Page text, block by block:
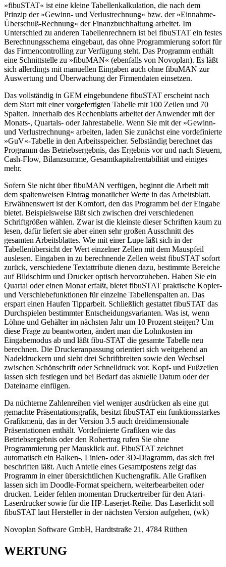
»fibuSTAT« ist eine kleine Tabellenkalkulation, die nach dem
Prinzip der »Gewinn- und Verlustrechnung« bzw. der »Einnahme-
Überschuß-Rechnung« der Finanzbuchhaltung arbeitet. Im
Unterschied zu anderen Tabellenrechnern ist bei fibuSTAT ein festes
Berechnungsschema eingebaut, das ohne Programmierung sofort für
das Firmencontrolling zur Verfügung steht. Das Programm enthält
eine Schnittstelle zu »fibuMAN« (ebenfalls von Novoplan). Es läßt
sich allerdings mit manuellen Eingaben auch ohne fibuMAN zur
Auswertung und Überwachung der Firmendaten einsetzen.
Das vollständig in GEM eingebundene fibuSTAT erscheint nach
dem Start mit einer vorgefertigten Tabelle mit 100 Zeilen und 70
Spalten. Innerhalb des Rechenblatts arbeitet der Anwender mit der
Monats-, Quartals- oder Jahrestabelle. Wenn Sie mit der »Gewinn-
und Verlustrechnung« arbeiten, laden Sie zunächst eine vordefinierte
»GuV«-Tabelle in den Arbeitsspeicher. Selbständig berechnet das
Programm das Betriebsergebnis, das Ergebnis vor und nach Steuern,
Cash-Flow, Bilanzsumme, Gesamtkapitalrentabilität und einiges
mehr.
Sofern Sie nicht über fibuMAN verfügen, beginnt die Arbeit mit
dem spaltenweisen Eintrag monatlicher Werte in das Arbeitsblatt.
Erwähnenswert ist der Komfort, den das Programm bei der Eingabe
bietet. Beispielsweise läßt sich zwischen drei verschiedenen
Schriftgrößen wählen. Zwar ist die kleinste dieser Schriften kaum zu
lesen, dafür liefert sie aber einen sehr großen Ausschnitt des
gesamten Arbeitsblattes. Wie mit einer Lupe läßt sich in der
Tabellenübersicht der Wert einzelner Zellen mit dem Mauspfeil
auslesen. Eingaben in zu berechnende Zellen weist fibuSTAT sofort
zurück, verschiedene Textattribute dienen dazu, bestimmte Bereiche
auf Bildschirm und Drucker optisch hervorzuheben. Haben Sie ein
Quartal oder einen Monat erfaßt, bietet fibuSTAT praktische Kopier-
und Verschiebefunktionen für einzelne Tabellenspalten an. Das
erspart einen Haufen Tipparbeit. Schließlich gestattet fibuSTAT das
Durchspielen bestimmter Entscheidungsvarianten. Was ist, wenn
Löhne und Gehälter im nächsten Jahr um 10 Prozent steigen? Um
diese Frage zu beantworten, ändert man die Lohnkosten im
Eingabemodus ab und läßt fibu-STAT die gesamte Tabelle neu
berechnen. Die Druckeranpassung orientiert sich weitgehend an
Nadeldruckern und sieht drei Schriftbreiten sowie den Wechsel
zwischen Schönschrift oder Schnelldruck vor. Kopf- und Fußzeilen
lassen sich festlegen und bei Bedarf das aktuelle Datum oder der
Dateiname einfügen.
Da nüchterne Zahlenreihen viel weniger ausdrücken als eine gut
gemachte Präsentationsgrafik, besitzt fibuSTAT ein funktionsstarkes
Grafikmenü, das in der Version 3.5 auch dreidimensionale
Präsentationen enthält. Vordefinierte Grafiken wie das
Betriebsergebnis oder den Rohertrag rufen Sie ohne
Programmierung per Mausklick auf. FibuSTAT zeichnet
automatisch ein Balken-, Linien- oder 3D-Diagramm, das sich frei
beschriften läßt. Auch Anteile eines Gesamtpostens zeigt das
Programm in einer übersichtlichen Kuchengrafik. Alle Grafiken
lassen sich im Doodle-Format speichern, weiterbearbeiten oder
drucken. Leider fehlen momentan Druckertreiber für den Atari-
Laserdrucker sowie für die HP-Laserjet-Reihe. Das Laserlicht soll
fibuSTAT laut Hersteller in der nächsten Version aufgehen, (wk)
Novoplan Software GmbH, Hardtstraße 21, 4784 Rüthen
WERTUNG